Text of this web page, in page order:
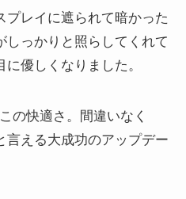
プレイに遮られて暗かった
しっかりと照らしてくれて
優しくなりました。
の快適さ。間違いなく
言える大成功のアップデー